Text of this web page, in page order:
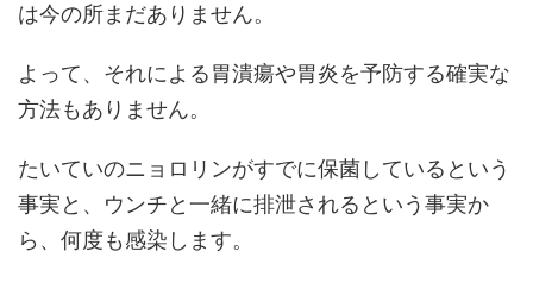
は今の所まだありません。
よって、それによる胃潰瘍や胃炎を予防する確実な
方法もありません。
たいていのニョロリンがすでに保菌しているという
事実と、ウンチと一緒に排泄されるという事実か
ら、何度も感染します。